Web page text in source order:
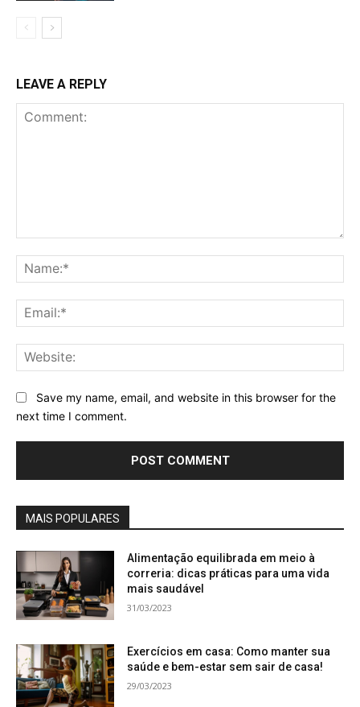
LEAVE A REPLY
Save my name, email, and website in this browser for the
next time I comment.
MAIS POPULARES
Alimentação equilibrada em meio à
correria: dicas práticas para uma vida
mais saudável
31/03/2023
Exercícios em casa: Como manter sua
saúde e bem-estar sem sair de casa!
29/03/2023